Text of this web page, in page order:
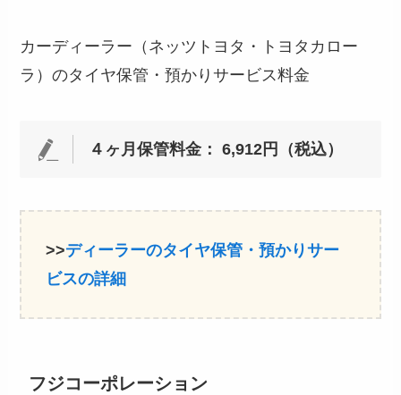
カーディーラー（ネッツトヨタ・トヨタカロー
ラ）のタイヤ保管・預かりサービス料金
４ヶ月保管料金： 6,912円（税込）
>>ディーラーのタイヤ保管・預かりサー
ビスの詳細
フジコーポレーション